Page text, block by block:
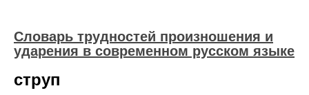
Словарь трудностей произношения и
ударения в современном русском языке
струп